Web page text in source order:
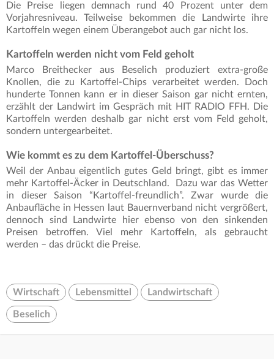
Die Preise liegen demnach rund 40 Prozent unter dem
Vorjahresniveau. Teilweise bekommen die Landwirte ihre
Kartoffeln wegen einem Überangebot auch gar nicht los.
Kartoffeln werden nicht vom Feld geholt
Marco Breithecker aus Beselich produziert extra-große
Knollen, die zu Kartoffel-Chips verarbeitet werden. Doch
hunderte Tonnen kann er in dieser Saison gar nicht ernten,
erzählt der Landwirt im Gespräch mit HIT RADIO FFH. Die
Kartoffeln werden deshalb gar nicht erst vom Feld geholt,
sondern untergearbeitet.
Wie kommt es zu dem Kartoffel-Überschuss?
Weil der Anbau eigentlich gutes Geld bringt, gibt es immer
mehr Kartoffel-Äcker in Deutschland. Dazu war das Wetter
in dieser Saison “Kartoffel-freundlich”. Zwar wurde die
Anbaufläche in Hessen laut Bauernverband nicht vergrößert,
dennoch sind Landwirte hier ebenso von den sinkenden
Preisen betroffen. Viel mehr Kartoffeln, als gebraucht
werden – das drückt die Preise.
Wirtschaft Lebensmittel Landwirtschaft
Beselich